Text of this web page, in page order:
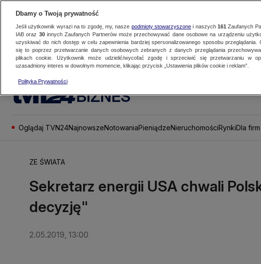
BIZNES
Oglądaj TVN24NajnowszeNotowaniaPieniądzeNieruchomościRynkiDla firm
ZE ŚWIATA
Sekretarz energii USA chwali
decyzję"
2.05.2019, 13:00
Dbamy o Twoją prywatność
Jeśli użytkownik wyrazi na to zgodę, my, nasze podmioty stowarzyszonei naszych 161 Zaufanych
IAB oraz 30innych Zaufanych Partnerów może przechowywać dane osobowe na urządzeniu
uzyskiwać do nich dostęp w celu zapewnienia bardziej spersonalizowanego sposobu przeglądania.
się to poprzez przetwarzanie danych osobowych zebranych z danych przeglądania
plikach cookie. Użytkownik może udzielić/wycofać zgodę i sprzeciwić się przetwarzaniu w
uzasadniony interes w dowolnym momencie, klikając przycisk „Ustawienia plików cookie i reklam”.
Polityka Prywatności